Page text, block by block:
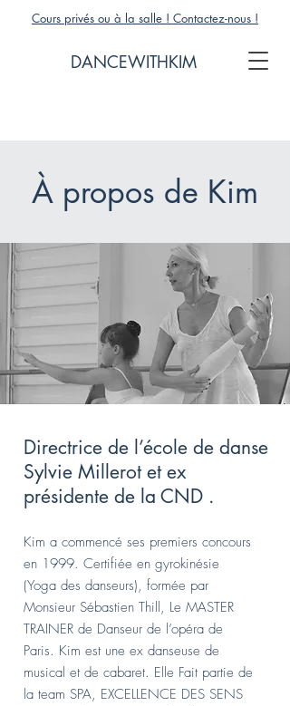
DANCEWITHKIM
Cours privés ou à la salle ! Contactez-nous !
À propos de Kim
Directrice de l’école de danse
Sylvie Millerot et ex
présidente de la CND .
Kim a commencé ses premiers concours
en 1999. Certifiée en gyrokinésie
(Yoga des danseurs), formée par
Monsieur Sébastien Thill, Le MASTER
TRAINER de Danseur de l’opéra de
Paris. Kim est une ex danseuse de
musical et de cabaret. Elle Fait partie de
la team SPA, EXCELLENCE DES SENS